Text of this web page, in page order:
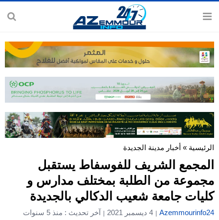
الرئيسية » أخبار مدينة الجديدة
المجمع الشريف للفوسفاط يستقبل
مجموعة من الطلبة بمختلف مدارس و
كليات جامعة شعيب الدكالي بالجديدة
Azemmourinfo24 4 ديسمبر 2021 آخر تحديث : منذ 5 سنوات